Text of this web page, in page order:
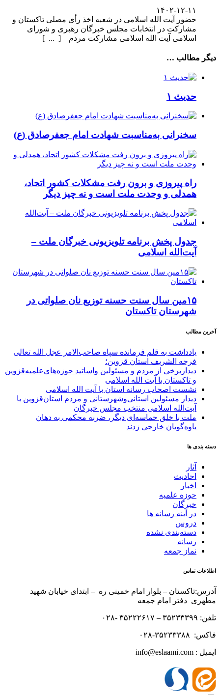
۱۴۰۲-۱۲-۱۱
حضور آیت الله اسلامی در شعبه اخذ رأی مصلی تاکستان و
مشارکت در انتخابات مجلس خبرگان رهبری و شورای
اسلامی آیت الله اسلامی مشارکت مردم [ ... ]
دیگر مطالب …
حدیث ۱
سخنرانی به‌مناسبت شهادت امام جعفرصادق (ع)
راه پیروزی و برون رفت مشکلات کشور اتحاد،
همدلی و وحدت ملت است و نه چیز دیگر
جدول پخش برنامه تلویزیونی خبرگان ملت –
آیت‌الله اسلامی
۱۵مین سال سنت حسنه توزیع نان صلواتی در
شهرستان تاکستان
آخرین مطالب
یادداشت به قلم فرمانده سپاه صاحب‌الامر عجل الله تعالی
فرجه الشریف استان قزوین؛
دیداربرخی از مردم و مسئولین واساتید حوزه‌های‌علمیه‌قزوین
و تاکستان با آیت الله اسلامی
نشست اصحاب رسانه استان با آیت الله اسلامی
دیدار مسئولین استانی‌وشهرستانی و مردم‌ استان‌قزوین با
آیت‌الله‌ اسلامی منتخب مجلس‌ خبرگان
ملت با خلق حماسه‌ای دیگر، ضربه محکمی به دهان
یاوه‌گویان خارجی زدند
دسته بندی ها
آثار
احادیث
اخبار
حوزه علمیه
خبرگان
در آینه رسانه ها
دروس
دسته‌بندی نشده
رسانه
نماز جمعه
اطلاعات تماس
آدرس:تاکستان – بلوار امام خمینی ره – ابتدای خیابان شهید
مطهری دفتر امام جمعه
تلفن: ۳۵۲۳۳۳۹۹ – ۳۵۲۲۲۶۱۷ -۰۲۸
فاکس: ۳۵۲۳۳۳۸۸-۰۲۸
ایمیل : info@eslaami.com